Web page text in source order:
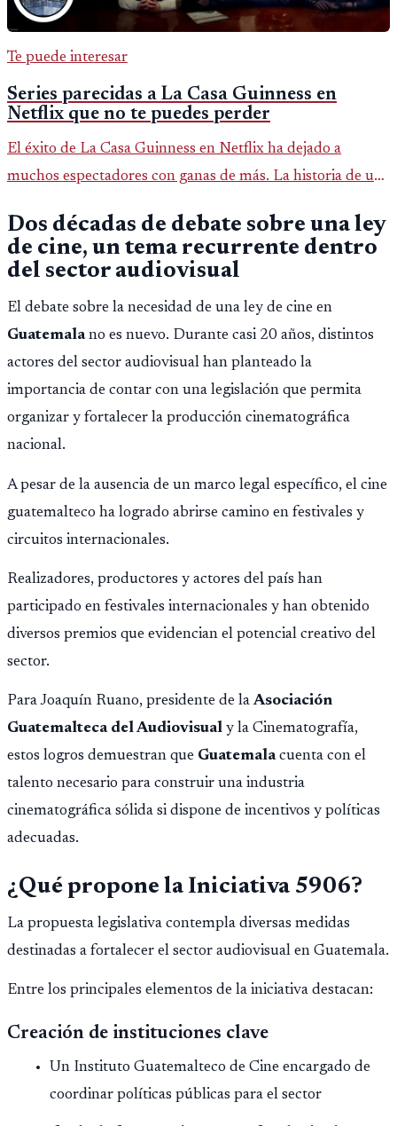
Te puede interesar
Series parecidas a La Casa Guinness en
Netflix que no te puedes perder
El éxito de La Casa Guinness en Netflix ha dejado a
muchos espectadores con ganas de más. La historia de una
político, económic
Dos décadas de debate sobre una ley
de cine, un tema recurrente dentro
del sector audiovisual
El debate sobre la necesidad de una ley de cine en
Guatemalano es nuevo. Durante casi 20 años, distintos
actores del sector audiovisual han planteado la
importancia de contar con una legislación que permita
organizar y fortalecer la producción cinematográfica
nacional.
A pesar de la ausencia de un marco legal específico, el cine
guatemalteco ha logrado abrirse camino en festivales y
circuitos internacionales.
Realizadores, productores y actores del país han
participado en festivales internacionales y han obtenido
diversos premios que evidencian el potencial creativo del
sector.
Para Joaquín Ruano, presidente de laAsociación
Guatemalteca del Audiovisual y la Cinematografía,
estos logros demuestran que Guatemalacuenta con el
talento necesario para construir una industria
cinematográfica sólida si dispone de incentivos y políticas
adecuadas.
¿Qué propone la Iniciativa 5906?
La propuesta legislativa contempla diversas medidas
destinadas a fortalecer el sector audiovisual en Guatemala.
Entre los principales elementos de la iniciativa destacan:
Creación de instituciones clave
Un Instituto Guatemalteco de Cine encargado de
coordinar políticas públicas para el sector